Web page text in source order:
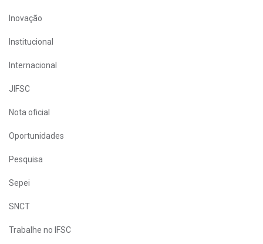
Inovação
Institucional
Internacional
JIFSC
Nota oficial
Oportunidades
Pesquisa
Sepei
SNCT
Trabalhe no IFSC